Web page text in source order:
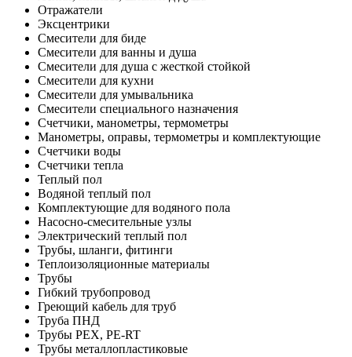
Отражатели
Эксцентрики
Смесители для биде
Смесители для ванны и душа
Смесители для душа с жесткой стойкой
Смесители для кухни
Смесители для умывальника
Смесители специального назначения
Счетчики, манометры, термометры
Манометры, оправы, термометры и комплектующие
Счетчики воды
Счетчики тепла
Теплый пол
Водяной теплый пол
Комплектующие для водяного пола
Насосно-смесительные узлы
Электрический теплый пол
Трубы, шланги, фитинги
Теплоизоляционные материалы
Трубы
Гибкий трубопровод
Греющий кабель для труб
Труба ПНД
Трубы PEX, PE-RT
Трубы металлопластиковые